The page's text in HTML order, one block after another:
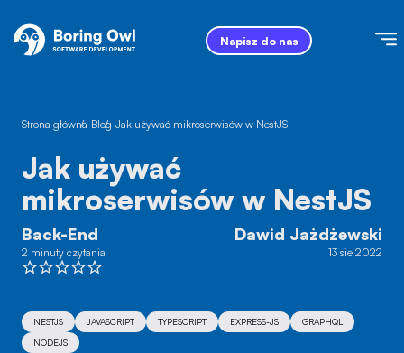
Napisz do nas
Strona główna
/ Blog
/ Jak używać mikroserwisów w NestJS
Jak używać
mikroserwisów w NestJS
Back-End
2 minuty czytania
Dawid Jażdżewski
13 sie 2022
NESTJS JAVASCRIPT TYPESCRIPT EXPRESS-JS
GRAPHQL
NODEJS